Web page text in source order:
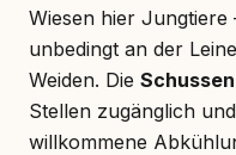
Wiesen hier
unbedingt an der
Weiden. Die
Stellen zugänglich
willkommene